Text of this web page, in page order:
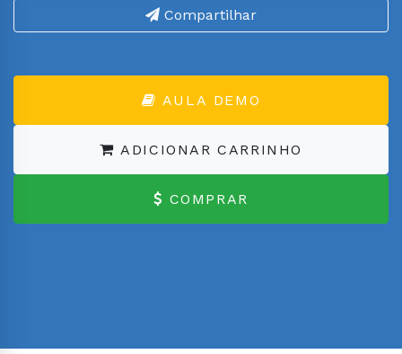
Compartilhar
AULA DEMO
ADICIONAR CARRINHO
COMPRAR